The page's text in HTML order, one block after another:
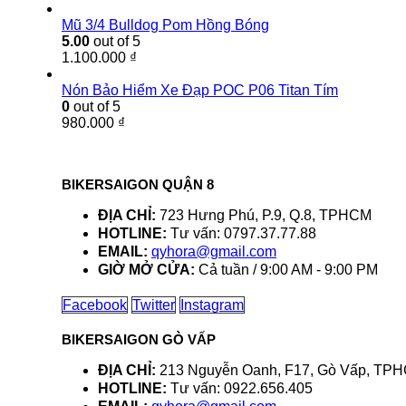
Mũ 3/4 Bulldog Pom Hồng Bóng
5.00 out of 5
1.100.000 ₫
Nón Bảo Hiểm Xe Đạp POC P06 Titan Tím
0 out of 5
980.000 ₫
BIKERSAIGON QUẬN 8
ĐỊA CHỈ: 723 Hưng Phú, P.9, Q.8, TPHCM
HOTLINE: Tư vấn: 0797.37.77.88
EMAIL: qyhora@gmail.com
GIỜ MỞ CỬA: Cả tuần / 9:00 AM - 9:00 PM
Facebook Twitter Instagram
BIKERSAIGON GÒ VẤP
ĐỊA CHỈ: 213 Nguyễn Oanh, F17, Gò Vấp,
HOTLINE: Tư vấn: 0922.656.405